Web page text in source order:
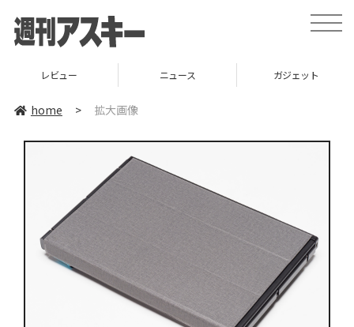
toggle
レビュー ニュース ガジェット
home > 拡大画像